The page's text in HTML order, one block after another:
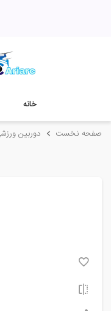
خانه
صفحه نخست دوربین